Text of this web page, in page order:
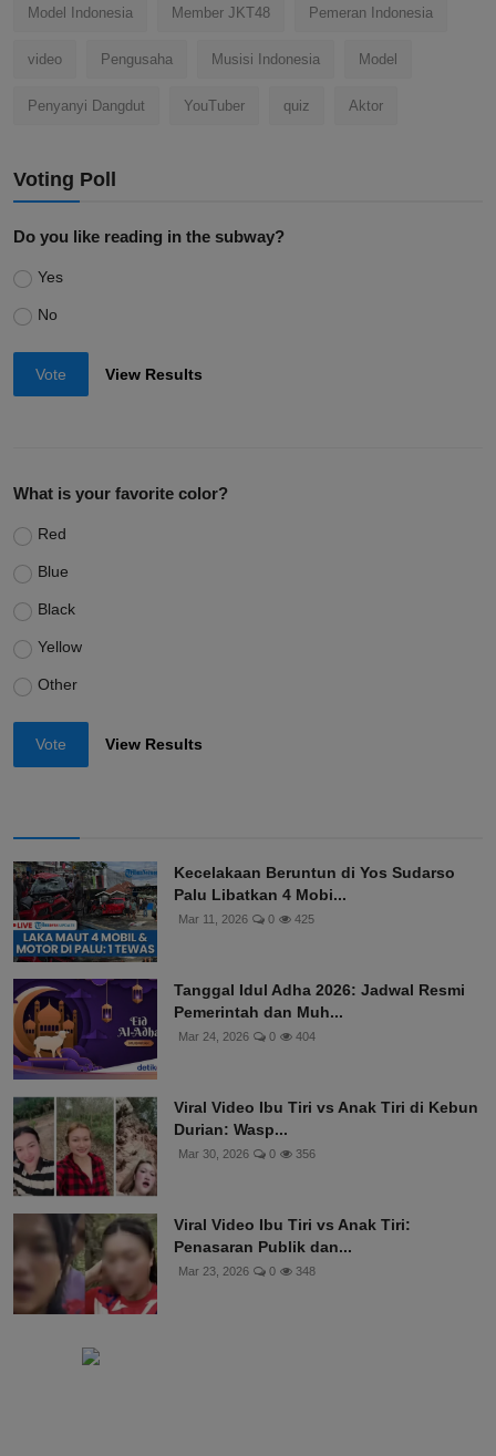
Model Indonesia Member JKT48 Pemeran Indonesia
video Pengusaha Musisi Indonesia Model
Penyanyi Dangdut YouTuber quiz Aktor
Voting Poll
Do you like reading in the subway?
Yes
No
Vote View Results
What is your favorite color?
Red
Blue
Black
Yellow
Other
Vote View Results
Kecelakaan Beruntun di Yos Sudarso
Palu Libatkan 4 Mobi...
Mar 11, 2026 0 425
Tanggal Idul Adha 2026: Jadwal Resmi
Pemerintah dan Muh...
Mar 24, 2026 0 404
Viral Video Ibu Tiri vs Anak Tiri di Kebun
Durian: Wasp...
Mar 30, 2026 0 356
Viral Video Ibu Tiri vs Anak Tiri:
Penasaran Publik dan...
Mar 23, 2026 0 348